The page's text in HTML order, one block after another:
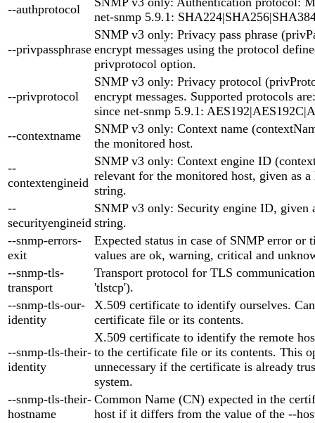
--authprotocol
net-snmp 5.9.1:
--privpassphrase
SNMP v3 only: Privacy pass phrase
encrypt messages using the protocol
privprotocol option.
--privprotocol
SNMP v3 only: Privacy protocol
encrypt messages. Supported protocols
since net-snmp 5.9.1:
--contextname
SNMP v3 only: Context name
the monitored host.
--
contextengineid
SNMP v3 only: Context engine ID
relevant for the monitored host, given as a
string.
--
securityengineid
SNMP v3 only: Security engine ID, given
string.
--snmp-errors-
exit
Expected status in case of SNMP error or
values are ok, warning, critical and
--snmp-tls-
transport
Transport protocol for TLS
'tlstcp').
--snmp-tls-our-
identity
X.509 certificate to identify ourselves.
certificate file or its contents.
--snmp-tls-their-
identity
X.509 certificate to identify the remote
to the certificate file or its contents. This
unnecessary if the certificate is already
system.
--snmp-tls-their-
hostname
Common Name (CN) expected in the
host if it differs from the value of the --